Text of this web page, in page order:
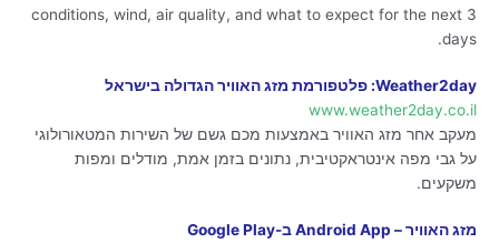
conditions, wind, air quality, and what to expect for the next 3
days.
Weather2day: פלטפורמת מזג האוויר הגדולה בישראל
www.weather2day.co.il
מעקב אחר מזג האוויר באמצעות מכם גשם של השירות המטאורולוגי
על גבי מפה אינטראקטיבית, נתונים בזמן אמת, מודלים ומפות
משקעים.
מזג האוויר – Android App ב-Google Play